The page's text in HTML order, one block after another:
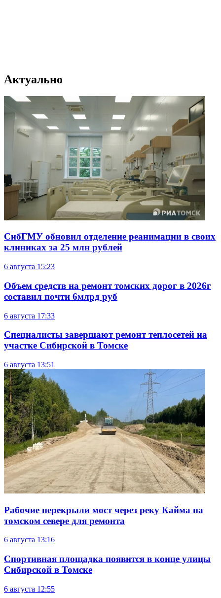
Актуально
СибГМУ обновил отделение реанимации в своих
клиниках за 25 млн рублей
6 августа 15:23
Объем средств на ремонт томских дорог в 2026г
составил почти 6млрд руб
6 августа 17:33
Специалисты завершают ремонт теплосетей на
участке Сибирской в Томске
6 августа 13:51
Рабочие перекрыли мост через реку Кайма на
томском севере для ремонта
6 августа 13:16
Спортивная площадка появится в конце улицы
Сибирской в Томске
6 августа 12:55